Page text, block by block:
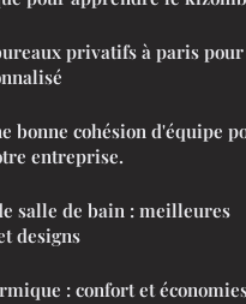
privatifs à paris
bonne cohésion d'équipe
entreprise.
salle de bain : meilleures
designs
: confort et